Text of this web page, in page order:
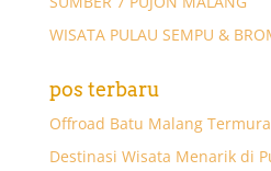
WISATA PULAU SEMPU &
pos terbaru
Offroad Batu Malang
Destinasi Wisata Menarik di